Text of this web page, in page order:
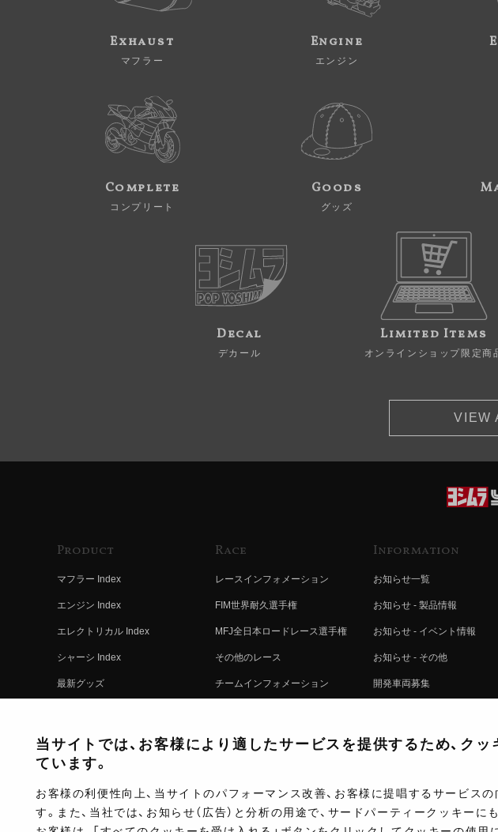
Exhaust
マフラー
Engine
エンジン
Complete
コンプリート
Goods
グッズ
Decal
デカール
Limited Items
オンラインショップ限定商
VIEW
Product
マフラー Index
エンジン Index
エレクトリカル Index
シャーシ Index
最新グッズ
コンプリート
Race
レースインフォメーション
FIM世界耐久選手権
MFJ全日本ロードレース選手権
その他のレース
チームインフォメーション
レースムービー
Information
お知らせ一覧
お知らせ - 製品情報
お知らせ - イベント情報
お知らせ - その他
開発車両募集
注文方法
当サイトでは、お客様により適したサービスを提供するため、クッ
ています。
お客様の利便性向上、当サイトのパフォーマンス改善、お客様に提唱するサービスの
す。また、当社では、お知らせ（広告）と分析の用途で、サードパーティークッキーに